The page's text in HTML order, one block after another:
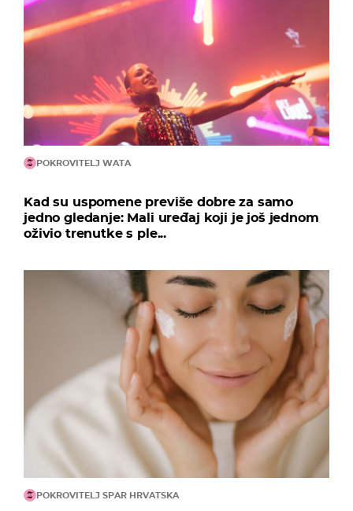
POKROVITELJ WATA
Kad su uspomene previše dobre za samo
jedno gledanje: Mali uređaj koji je još jednom
oživio trenutke s ple...
POKROVITELJ SPAR HRVATSKA